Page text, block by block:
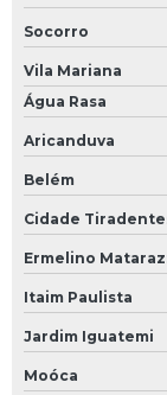
Reparação de
Reparação de placas
Reparo de
Reparo de cpu
Reparo de driver
Reparo de
Socorro
Vila Mariana
Água Rasa
Aricanduva
Belém
Cidade
Ermelino
Itaim Paulista
Jardim Iguatemi
Moóca